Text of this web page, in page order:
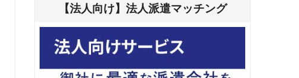
【法人向け】法人派遣マッチング